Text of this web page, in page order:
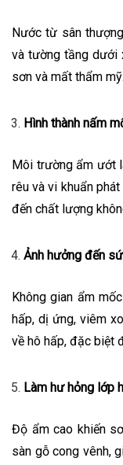
Nước từ sân
và tường tầng dưới
sơn và mất thẩm mỹ.
Hình thành nấm
Môi trường ẩm ướt
rêu và vi khuẩn
đến chất lượng
Ảnh hưởng đến
Không gian ẩm
hấp, dị ứng, viêm
về hô hấp, đặc biệt
Làm hư hỏng lớp
Độ ẩm cao khiến
sàn gỗ cong vênh,